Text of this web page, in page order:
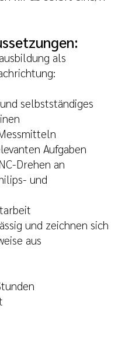
als
selbstständiges
Aufgaben
Drehen an
und
und zeichnen sich
aus